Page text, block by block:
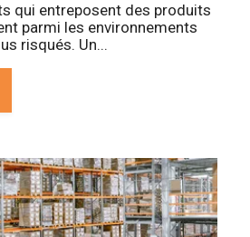
qui entreposent des produits
parmi les environnements
risqués. Un...